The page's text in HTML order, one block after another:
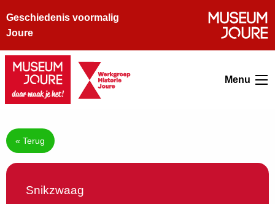
Geschiedenis voormalig
Joure
Menu
« Terug
Snikzwaag